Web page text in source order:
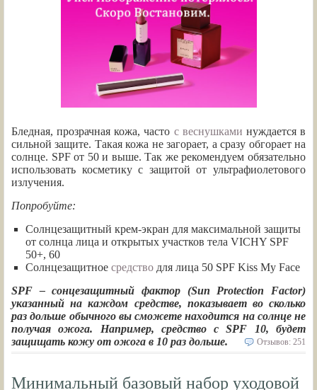
Бледная, прозрачная кожа, часто с веснушками нуждается в
сильной защите. Такая кожа не загорает, а сразу обгорает на
солнце. SPF от 50 и выше. Так же рекомендуем обязательно
использовать косметику с защитой от ультрафиолетового
излучения.
Попробуйте:
Солнцезащитный крем-экран для максимальной защиты
от солнца лица и открытых участков тела VICHY SPF
50+, 60
Солнцезащитное средство для лица 50 SPF Kiss My Face
SPF – сонцезащитный фактор (Sun Protection Factor)
указанный на каждом средстве, показывает во сколько
раз дольше обычного вы сможете находится на солнце не
получая ожога. Например, средство с SPF 10, будет
защищать кожу от ожога в 10 раз дольше.
Отзывов: 251
Минимальный базовый набор уходовой